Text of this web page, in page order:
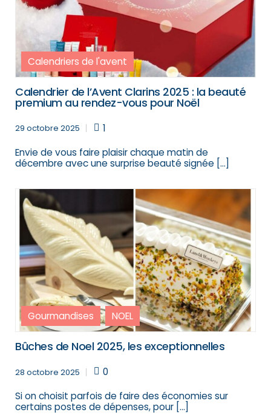
Calendriers de l'avent
Calendrier de l’Avent Clarins 2025 : la beauté
premium au rendez-vous pour Noël
29 octobre 2025
1
Envie de vous faire plaisir chaque matin de
décembre avec une surprise beauté signée […]
Gourmandises NOEL
Bûches de Noel 2025, les exceptionnelles
28 octobre 2025
0
Si on choisit parfois de faire des économies sur
certains postes de dépenses, pour […]